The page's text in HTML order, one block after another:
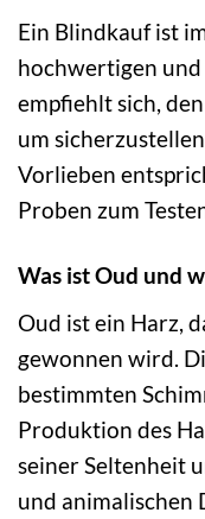
Ein Blindkauf ist
hochwertigen und
empfiehlt sich,
um
Vorlieben
Proben zum
Was ist Oud und
Oud ist ein Harz,
gewonnen wird.
bestimmten
Produktion des
seiner Seltenheit
und